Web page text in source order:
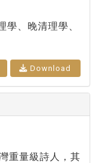
學、晚清理學、
Download
量級詩人，其